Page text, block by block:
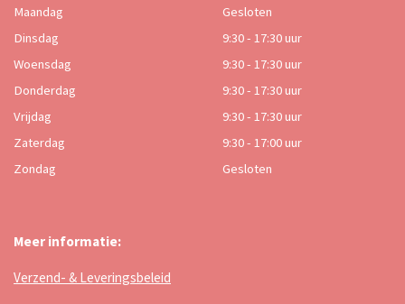
Maandag
Gesloten
Dinsdag
9:30 - 17:30 uur
Woensdag
9:30 - 17:30 uur
Donderdag
9:30 - 17:30 uur
Vrijdag
9:30 - 17:30 uur
Zaterdag
9:30 - 17:00 uur
Zondag
Gesloten
Meer informatie:
Verzend- & Leveringsbeleid